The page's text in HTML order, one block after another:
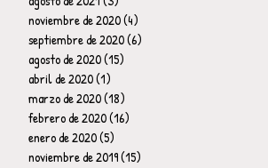
noviembre de 2020(4)
septiembre de 2020(6)
agosto de 2020(15)
abril de 2020(1)
marzo de 2020(18)
febrero de 2020(16)
enero de 2020(5)
noviembre de 2019(15)